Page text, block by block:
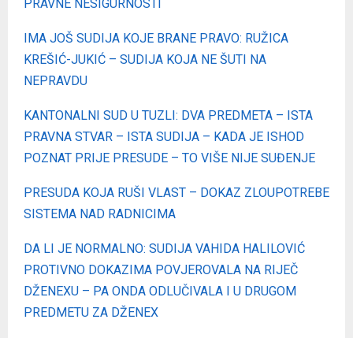
PRAVNE NESIGURNOSTI
IMA JOŠ SUDIJA KOJE BRANE PRAVO: RUŽICA
KREŠIĆ-JUKIĆ – SUDIJA KOJA NE ŠUTI NA
NEPRAVDU
KANTONALNI SUD U TUZLI: DVA PREDMETA – ISTA
PRAVNA STVAR – ISTA SUDIJA – KADA JE ISHOD
POZNAT PRIJE PRESUDE – TO VIŠE NIJE SUĐENJE
PRESUDA KOJA RUŠI VLAST – DOKAZ ZLOUPOTREBE
SISTEMA NAD RADNICIMA
DA LI JE NORMALNO: SUDIJA VAHIDA HALILOVIĆ
PROTIVNO DOKAZIMA POVJEROVALA NA RIJEČ
DŽENEXU – PA ONDA ODLUČIVALA I U DRUGOM
PREDMETU ZA DŽENEX